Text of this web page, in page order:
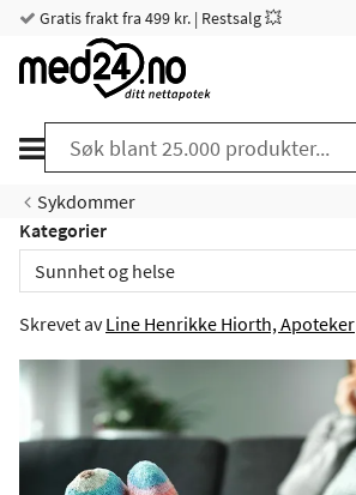
Gratis frakt fra 499 kr. | Restsalg 💥
Sykdommer
Kategorier
Skrevet avLine Henrikke Hiorth, Apoteker